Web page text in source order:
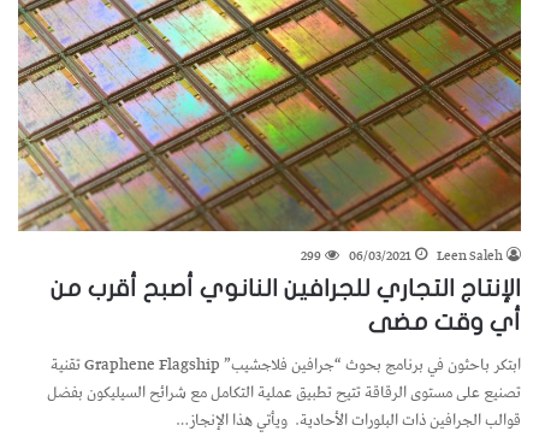
Leen Saleh
06/03/2021
299
الإنتاج التجاري للجرافين النانوي أصبح أقرب من
أي وقت مضى
ابتكر باحثون في برنامج بحوث “جرافين فلاجشيب” Graphene Flagship تقنية
تصنيع على مستوى الرقاقة تتيح تطبيق عملية التكامل مع شرائح السيليكون بفضل
قوالب الجرافين ذات البلورات الأحادية. ويأتي هذا الإنجاز…